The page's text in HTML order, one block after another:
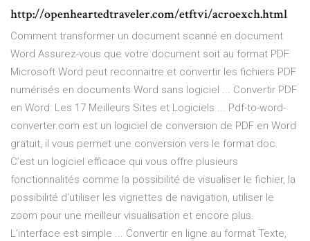
http://openheartedtraveler.com/etftvi/acroexch.html
Comment transformer un document scanné en document
Word Assurez-vous que votre document soit au format PDF.
Microsoft Word peut reconnaitre et convertir les fichiers PDF
numérisés en documents Word sans logiciel ... Convertir PDF
en Word: Les 17 Meilleurs Sites et Logiciels ... Pdf-to-word-
converter.com est un logiciel de conversion de PDF en Word
gratuit, il vous permet une conversion vers le format doc.
C’est un logiciel efficace qui vous offre plusieurs
fonctionnalités comme la possibilité de visualiser le fichier, la
possibilité d’utiliser les vignettes de navigation, utiliser le
zoom pour une meilleur visualisation et encore plus.
L’interface est simple ... Convertir en ligne au format Texte,